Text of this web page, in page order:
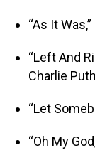
“As It
“Left And
Charlie Puth
“Let
“Oh My